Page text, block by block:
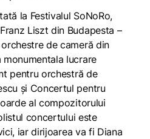
la Festivalul SoNoRo,
Liszt din Budapesta –
de cameră din
lucrare
pentru orchestră de
și Concertul pentru
al compozitorului
concertului este
iar dirijoarea va fi Diana